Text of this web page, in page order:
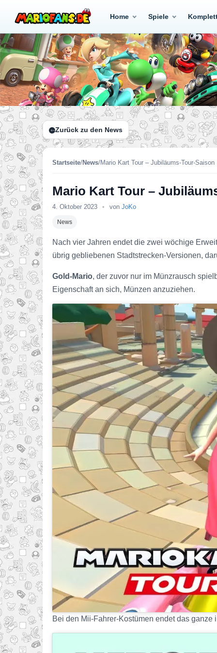
Home Spiele
Zurück zu den News
Startseite/News/Mario Kart Tour – Jubiläums-Tour-Saison
Mario Kart Tour –
4. Oktober 2023 • von JoKo
News
Nach vier Jahren endet die zwei wöchige
übrig gebliebenen Stadtstrecken-Versionen,
Gold-Mario, der zuvor nur im Münzrausch
Eigenschaft an sich, Münzen anzuziehen.
Bei den Mii-Fahrer-Kostümen endet das